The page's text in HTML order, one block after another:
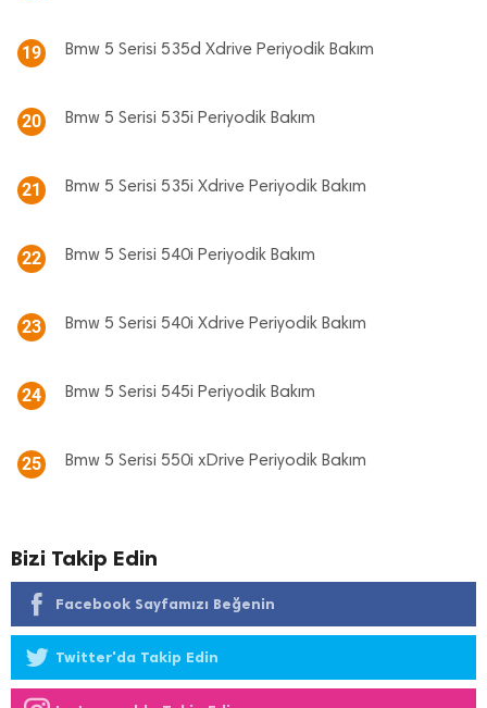
19 Bmw 5 Serisi 535d Xdrive Periyodik Bakım
20 Bmw 5 Serisi 535i Periyodik Bakım
21 Bmw 5 Serisi 535i Xdrive Periyodik Bakım
22 Bmw 5 Serisi 540i Periyodik Bakım
23 Bmw 5 Serisi 540i Xdrive Periyodik Bakım
24 Bmw 5 Serisi 545i Periyodik Bakım
25 Bmw 5 Serisi 550i xDrive Periyodik Bakım
Bizi Takip Edin
Facebook Sayfamızı Beğenin
Twitter'da Takip Edin